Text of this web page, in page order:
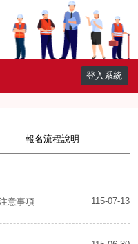
登入系統
報名流程說明
意事項 115-07-13